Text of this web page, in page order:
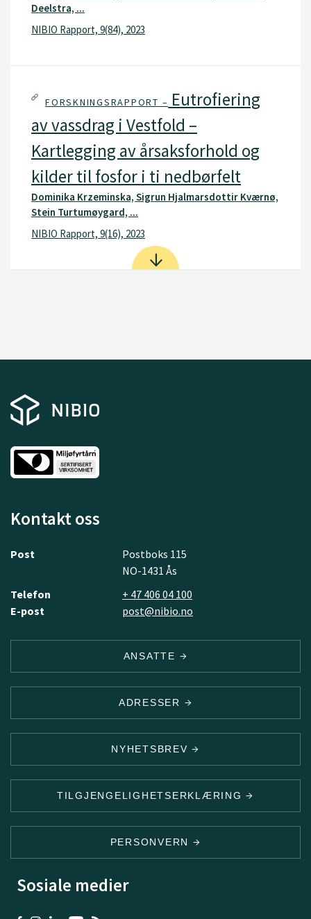
Deelstra, ...
NIBIO Rapport, 9(84), 2023
FORSKNINGSRAPPORT – Eutrofiering
av vassdrag i Vestfold –
Kartlegging av årsaksforhold og
kilder til fosfor i ti nedbørfelt
Dominika Krzeminska, Sigrun Hjalmarsdottir Kværnø,
Stein Turtumøygard, ...
NIBIO Rapport, 9(16), 2023
Kontakt oss
Post
Postboks 115
NO-1431 Ås
Telefon
+ 47 406 04 100
E-post
post@nibio.no
ANSATTE
ADRESSER
NYHETSBREV
TILGJENGELIGHETSERKLÆRING
PERSONVERN
Sosiale medier